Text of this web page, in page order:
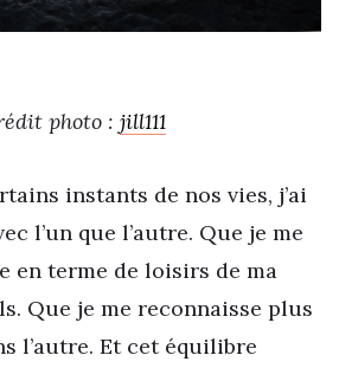
photo : jill111
instants de nos vies, j’ai
l’un que l’autre. Que je me
en terme de loisirs de ma
Que je me reconnaisse plus
l’autre. Et cet équilibre